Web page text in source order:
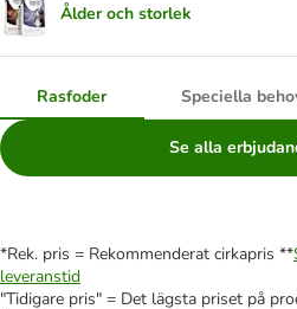
Ålder och storlek
Rasfoder Speciella
Se alla
*Rek. pris = Rekommenderat cirkapris **
leveranstid
"Tidigare pris" = Det lägsta priset på